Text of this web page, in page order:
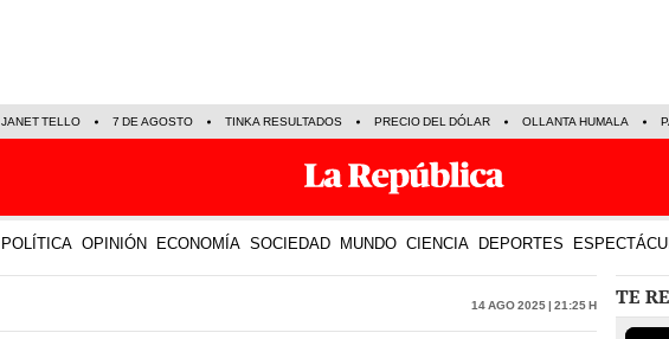
JANET TELLO 7 DE AGOSTO TINKA RESULTADOS PRECIO DEL DÓLAR OLLANTA HUMALA
POLÍTICA OPINIÓN ECONOMÍA SOCIEDAD MUNDO CIENCIA DEPORTES
14 Ago 2025 | 21:25 h TE